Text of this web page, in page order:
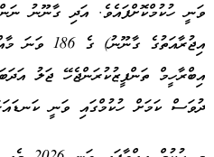
އިޖުރާއަތުގެ
ދުވަސް ކަމަށް ހުކުމްގައި ވަނީ